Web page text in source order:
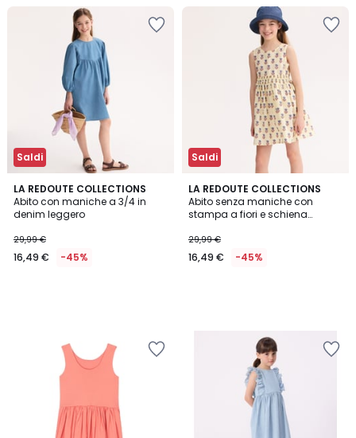
Saldi
LA REDOUTE COLLECTIONS
Abito con maniche a 3/4 in
denim leggero
29,99 €
16,49 € -45%
Saldi
LA REDOUTE COLLECTIONS
Abito senza maniche con
stampa a fiori e schiena
29,99 €
16,49 € -45%